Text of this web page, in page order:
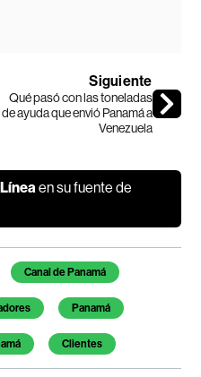
Siguiente
Qué pasó con las toneladas
de ayuda que envió Panamá a
Venezuela
en su fuente de
Canal de Panamá
Panamá
Clientes